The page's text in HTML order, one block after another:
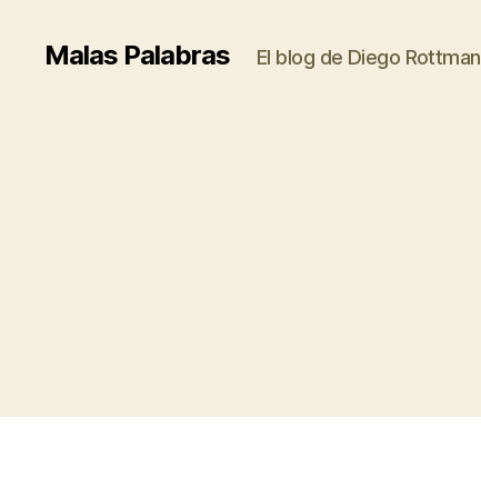
Malas Palabras El blog de Diego Rottman